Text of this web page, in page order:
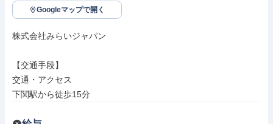
Googleマップで開く
株式会社みらいジャパン
【交通手段】
交通・アクセス
下関駅から徒歩15分